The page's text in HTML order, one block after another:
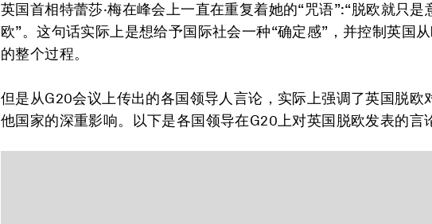
英国首相特蕾莎·梅在峰会上一直在重复着她的“咒语”:“脱欧就只是
欧”。这句话实际上是想给予国际社会一种“确定感”，并控制英国
的整个过程。
但是从G20会议上传出的各国领导人言论，实际上强调了英国脱欧
他国家的深重影响。以下是各国领导在G20上对英国脱欧发表的言